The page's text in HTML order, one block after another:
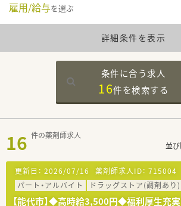
雇用/給与を選ぶ
詳細条件を表示
条件に合う求人
16件を検索する
16 件の薬剤師求人
並
更新日： 2026/07/16 薬剤師求人ID： 715004
パート・アルバイト
ドラッグストア(調剤あり)
【能代市】◆高時給3,500円◆福利厚生充実